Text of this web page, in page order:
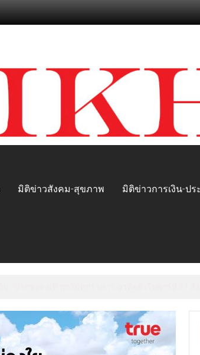
มิติข่าวสังคม-สุขภาพ มิติข่าวการเงิน-ป